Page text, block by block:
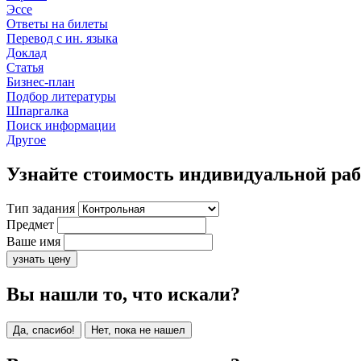
Эссе
Ответы на билеты
Перевод с ин. языка
Доклад
Статья
Бизнес-план
Подбор литературы
Шпаргалка
Поиск информации
Другое
Узнайте стоимость индивидуальной
Тип задания
Предмет
Ваше имя
узнать цену
Вы нашли то, что искали?
Да, спасибо! Нет, пока не нашел